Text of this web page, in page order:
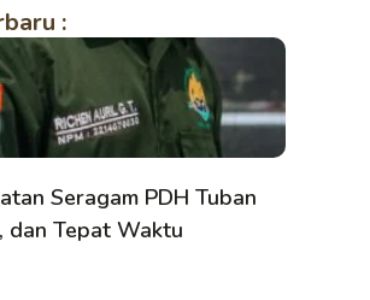
:
Seragam PDH Tuban
dan Tepat Waktu